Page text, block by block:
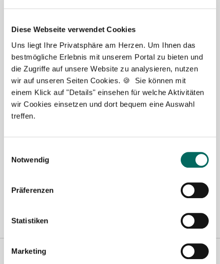
Diese Webseite verwendet Cookies
Uns liegt Ihre Privatsphäre am Herzen. Um Ihnen das
bestmögliche Erlebnis mit unserem Portal zu bieten und
die Zugriffe auf unsere Website zu analysieren, nutzen
wir auf unseren Seiten Cookies. 🍪 Sie können mit
einem Klick auf "Details" einsehen für welche Aktivitäten
wir Cookies einsetzen und dort bequem eine Auswahl
treffen.
Notwendig
Präferenzen
Statistiken
Marketing
melden Sie sich gern.
Jetzt zur kostenlosen Stellenanfrage
Kontakt
Tel.: +49 (0) 521 / 911 730 37
Fax: +49 (0) 521 / 911 730 31
hallo@deutscher-apotheker-service.de
Vertreten in Wir fördern